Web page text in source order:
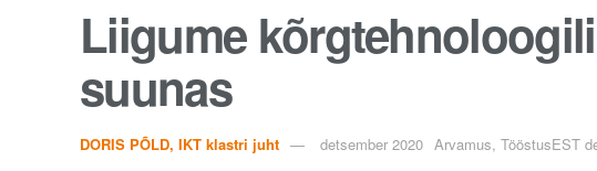
Liigume
suunas
DORIS PÕLD, IKT klastri juht detsember 2020 Arvamus, TööstusEST